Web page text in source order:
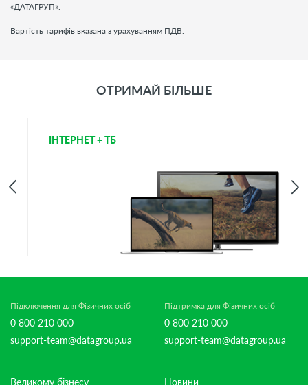
«ДАТАГРУП».
Вартість тарифів вказана з урахуванням ПДВ.
ОТРИМАЙ БІЛЬШЕ
ІНТЕРНЕТ + ТБ
Підключення для Фізичних осіб
0 800 210 000
support-team@datagroup.ua
Підтримка для Фізичних осіб
0 800 210 000
support-team@datagroup.ua
Великому бізнесу
Новини